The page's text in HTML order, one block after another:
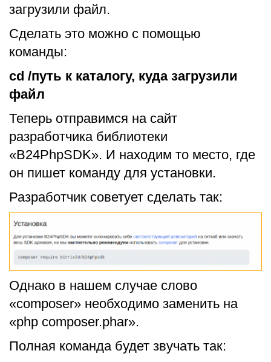
загрузили файл.
Сделать это можно с помощью
команды:
cd /путь к каталогу, куда загрузили
файл
Теперь отправимся на сайт
разработчика библиотеки
«B24PhpSDK». И находим то место, где
он пишет команду для установки.
Разработчик советует сделать так:
Однако в нашем случае слово
«composer» необходимо заменить на
«php composer.phar».
Полная команда будет звучать так: